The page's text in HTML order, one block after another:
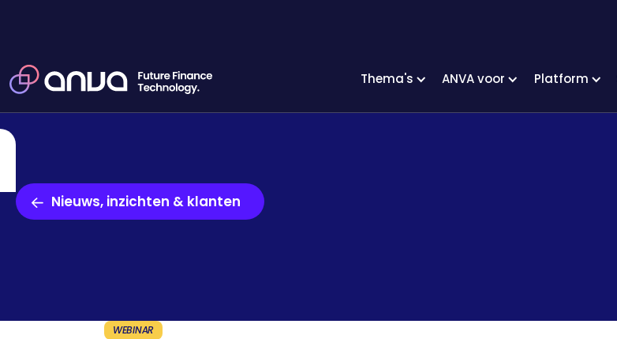
Thema's ANVA voor Platform
Nieuws, inzichten & klanten
WEBINAR